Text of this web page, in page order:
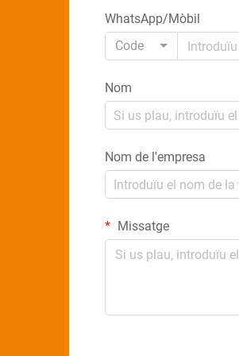
WhatsApp/Mòbil
Code
Nom
Nom de l'empresa
Missatge